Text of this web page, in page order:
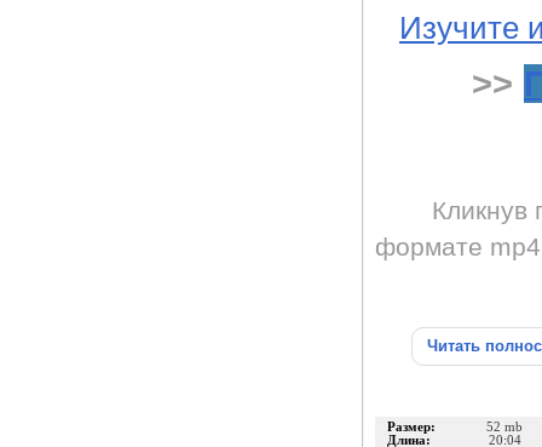
Изучите
>>
Кликнув
формате
Читать
Размер: 52 mb
Длина: 20:04